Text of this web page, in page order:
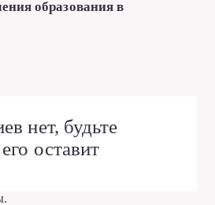
образования в
нет, будьте
оставит